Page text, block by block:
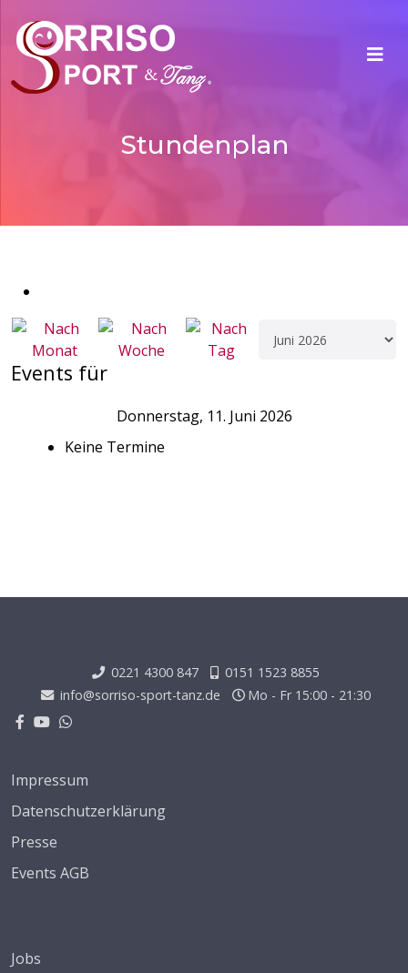
Stundenplan
Events für
Donnerstag, 11. Juni 2026
Keine Termine
0221 4300 847
0151 1523 8855
info@sorriso-sport-tanz.de
Mo - Fr 15:00 - 21:30
Impressum
Datenschutzerklärung
Presse
Events AGB
Jobs